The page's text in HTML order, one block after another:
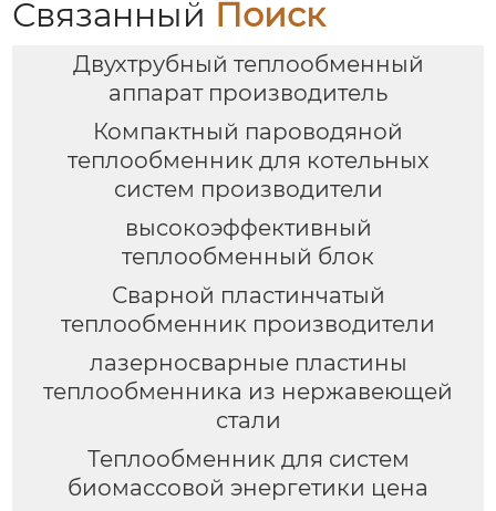
Связанный Поиск
Двухтрубный теплообменный
аппарат производитель
Компактный пароводяной
теплообменник для котельных
систем производители
высокоэффективный
теплообменный блок
Сварной пластинчатый
теплообменник производители
лазерносварные пластины
теплообменника из нержавеющей
стали
Теплообменник для систем
биомассовой энергетики цена